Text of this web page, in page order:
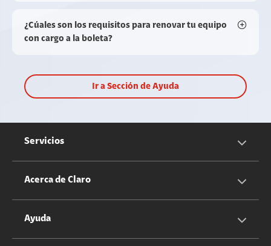
¿Cúales son los requisitos para renovar tu equipo
con cargo a la boleta?
Ir a Sección de Ayuda
Servicios
Servicios Móviles
Acerca de Claro
Información Corporativa
Ayuda